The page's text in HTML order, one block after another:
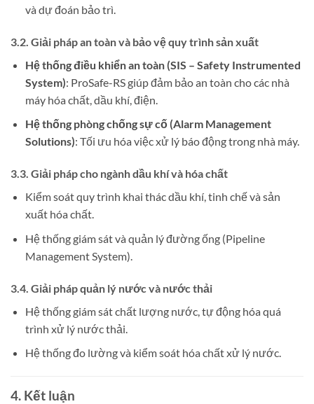
và dự đoán bảo trì.
3.2. Giải pháp an toàn và bảo vệ quy trình sản xuất
Hệ thống điều khiển an toàn (SIS – Safety Instrumented
System): ProSafe-RS giúp đảm bảo an toàn cho các nhà
máy hóa chất, dầu khí, điện.
Hệ thống phòng chống sự cố (Alarm Management
Solutions): Tối ưu hóa việc xử lý báo động trong nhà máy.
3.3. Giải pháp cho ngành dầu khí và hóa chất
Kiểm soát quy trình khai thác dầu khí, tinh chế và sản
xuất hóa chất.
Hệ thống giám sát và quản lý đường ống (Pipeline
Management System).
3.4. Giải pháp quản lý nước và nước thải
Hệ thống giám sát chất lượng nước, tự động hóa quá
trình xử lý nước thải.
Hệ thống đo lường và kiểm soát hóa chất xử lý nước.
4. Kết luận